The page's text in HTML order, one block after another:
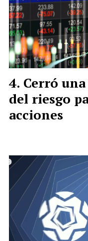
Cerró
del riesgo
acciones